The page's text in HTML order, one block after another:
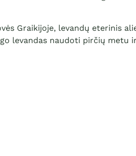
Graikijoje, levandų eterinis
levandas naudoti pirčių metu